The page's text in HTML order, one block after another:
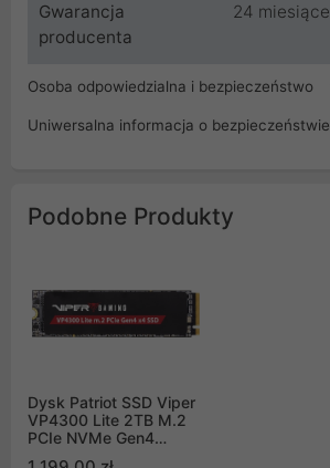
Gwarancja
producenta
24 miesiące
Osoba odpowiedzialna i bezpieczeństwo
Uniwersalna informacja o bezpieczeństwie
Podobne Produkty
Dysk Patriot SSD Viper
VP4300 Lite 2TB M.2
PCIe NVMe Gen4
VP4300L2TBM28H